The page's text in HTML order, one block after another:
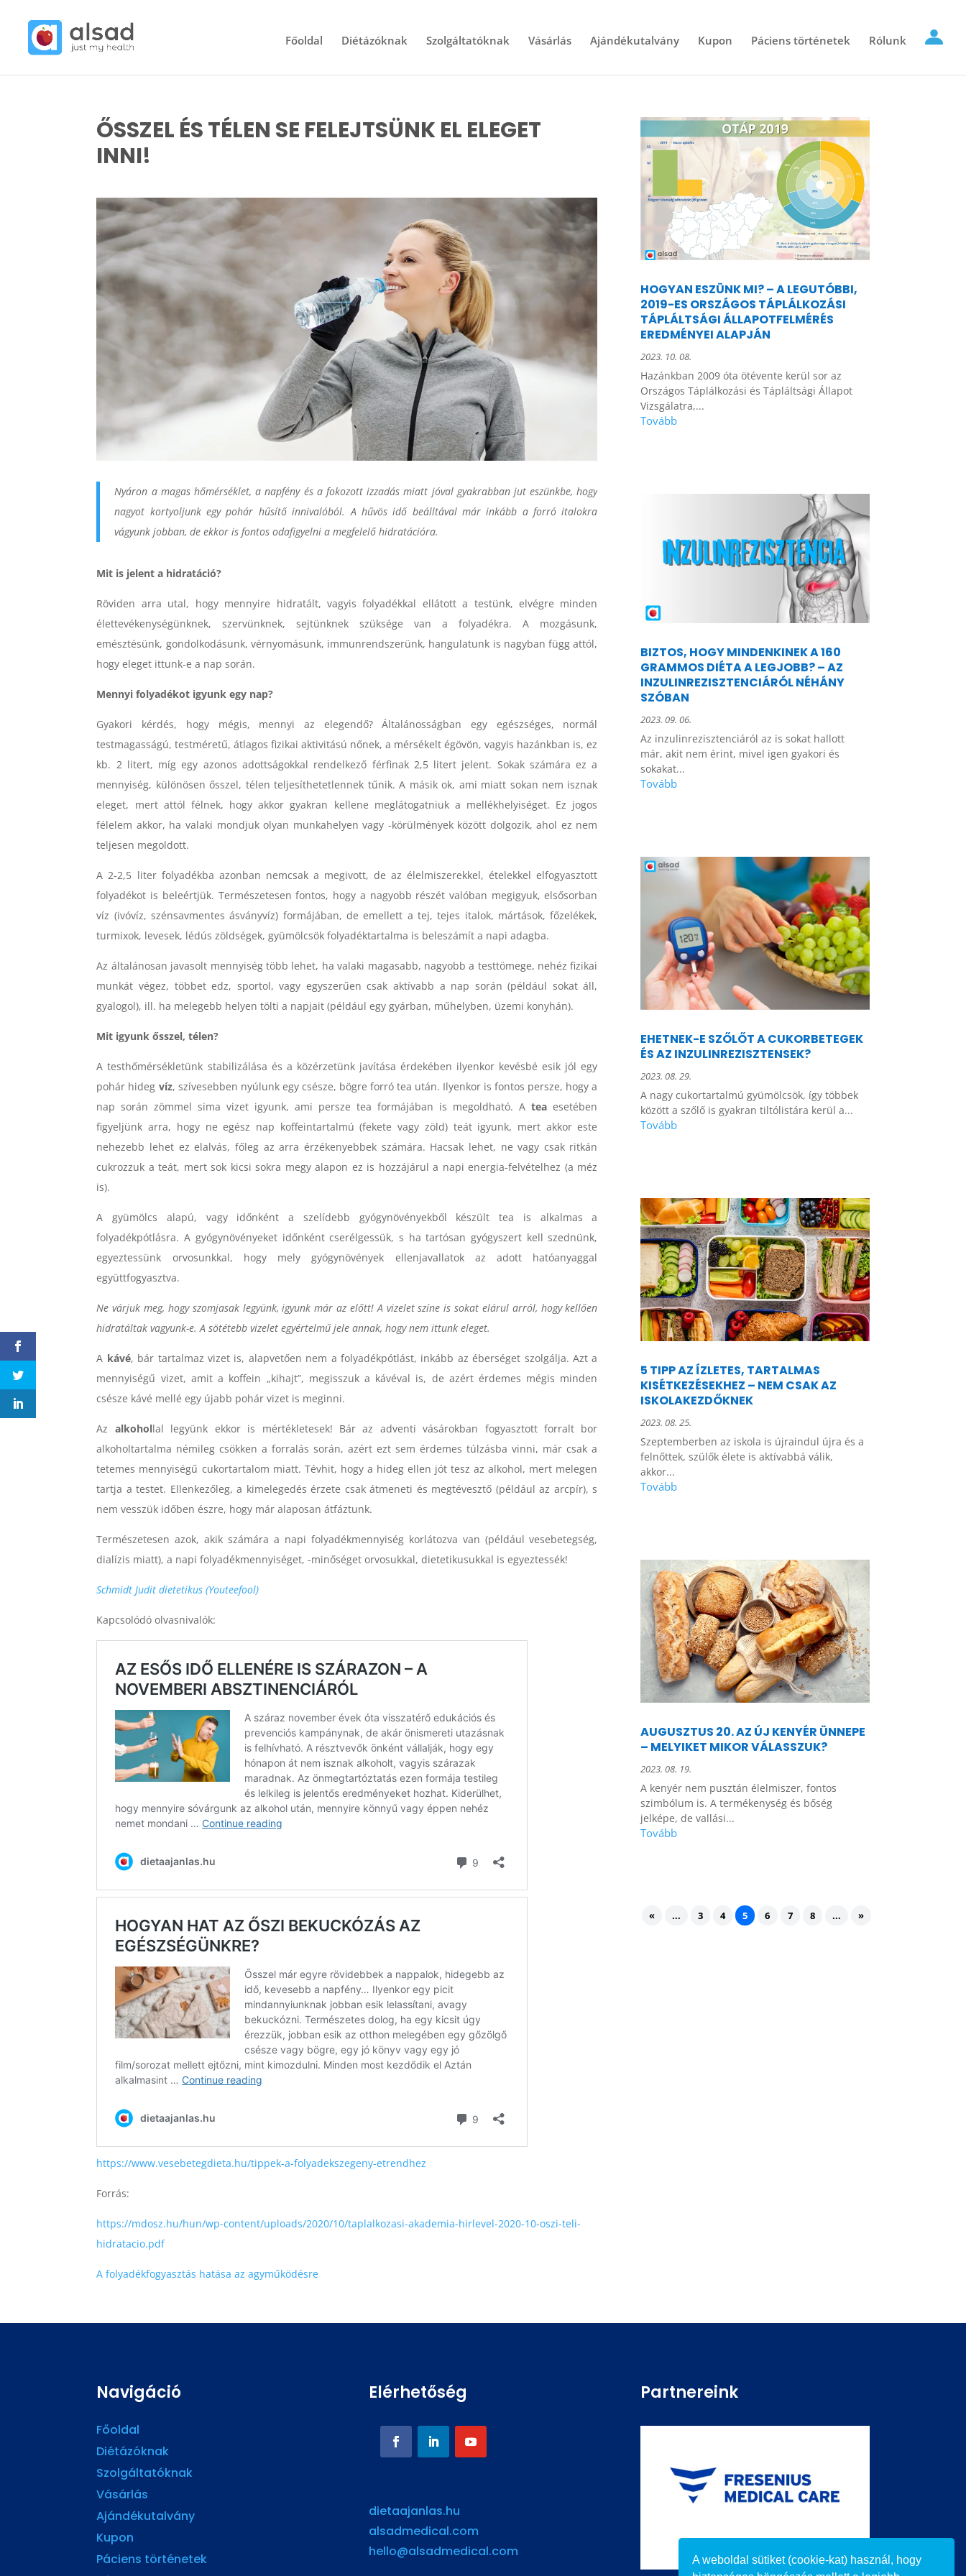
Főoldal Diétázóknak Szolgáltatóknak Vásárlás Ajándékutalvány Kupon Páciens történetek Rólunk
ŐSSZEL ÉS TÉLEN SE FELEJTSÜNK EL ELEGET
INNI!
Nyáron a magas hőmérséklet, a napfény és a fokozott izzadás miatt jóval gyakrabban jut eszünkbe, hogy
nagyot kortyoljunk egy pohár hűsítő innivalóból. A hűvös idő beálltával már inkább a forró italokra
vágyunk jobban, de ekkor is fontos odafigyelni a megfelelő hidratációra.
Mit is jelent a hidratáció?
Röviden arra utal, hogy mennyire hidratált, vagyis folyadékkal ellátott a testünk, elvégre minden
élettevékenységünknek, szervünknek, sejtünknek szüksége van a folyadékra. A mozgásunk,
emésztésünk, gondolkodásunk, vérnyomásunk, immunrendszerünk, hangulatunk is nagyban függ attól,
hogy eleget ittunk-e a nap során.
Mennyi folyadékot igyunk egy nap?
Gyakori kérdés, hogy mégis, mennyi az elegendő? Általánosságban egy egészséges, normál
testmagasságú, testméretű, átlagos fizikai aktivitású nőnek, a mérsékelt égövön, vagyis hazánkban is, ez
kb. 2 litert, míg egy azonos adottságokkal rendelkező férfinak 2,5 litert jelent. Sokak számára ez a
mennyiség, különösen ősszel, télen teljesíthetetlennek tűnik. A másik ok, ami miatt sokan nem isznak
eleget, mert attól félnek, hogy akkor gyakran kellene meglátogatniuk a mellékhelyiséget. Ez jogos
félelem akkor, ha valaki mondjuk olyan munkahelyen vagy -körülmények között dolgozik, ahol ez nem
teljesen megoldott.
A 2-2,5 liter folyadékba azonban nemcsak a megivott, de az élelmiszerekkel, ételekkel elfogyasztott
folyadékot is beleértjük. Természetesen fontos, hogy a nagyobb részét valóban megigyuk, elsősorban
víz (ivóvíz, szénsavmentes ásványvíz) formájában, de emellett a tej, tejes italok, mártások, főzelékek,
turmixok, levesek, lédús zöldségek, gyümölcsök folyadéktartalma is beleszámít a napi adagba.
Az általánosan javasolt mennyiség több lehet, ha valaki magasabb, nagyobb a testtömege, nehéz fizikai
munkát végez, többet edz, sportol, vagy egyszerűen csak aktívabb a nap során (például sokat áll,
gyalogol), ill. ha melegebb helyen tölti a napjait (például egy gyárban, műhelyben, üzemi konyhán).
Mit igyunk ősszel, télen?
A testhőmérsékletünk stabilizálása és a közérzetünk javítása érdekében ilyenkor kevésbé esik jól egy
pohár hideg víz, szívesebben nyúlunk egy csésze, bögre forró tea után. Ilyenkor is fontos persze, hogy a
nap során zömmel sima vizet igyunk, ami persze tea formájában is megoldható. Atea esetében
figyeljünk arra, hogy ne egész nap koffeintartalmú (fekete vagy zöld) teát igyunk, mert akkor este
nehezebb lehet ez elalvás, főleg az arra érzékenyebbek számára. Hacsak lehet, ne vagy csak ritkán
cukrozzuk a teát, mert sok kicsi sokra megy alapon ez is hozzájárul a napi energia-felvételhez (a méz
is).
A gyümölcs alapú, vagy időnként a szelídebb gyógynövényekből készült tea is alkalmas a
folyadékpótlásra. A gyógynövényeket időnként cserélgessük, s ha tartósan gyógyszert kell szednünk,
egyeztessünk orvosunkkal, hogy mely gyógynövények ellenjavallatok az adott hatóanyaggal
együttfogyasztva.
Ne várjuk meg, hogy szomjasak legyünk, igyunk már az előtt! A vizelet színe is sokat elárul arról, hogy kellően
hidratáltak vagyunk-e. A sötétebb vizelet egyértelmű jele annak, hogy nem ittunk eleget.
A kávé, bár tartalmaz vizet is, alapvetően nem a folyadékpótlást, inkább az éberséget szolgálja. Azt a
mennyiségű vizet, amit a koffein „kihajt”, megisszuk a kávéval is, de azért érdemes mégis minden
csésze kávé mellé egy újabb pohár vizet is meginni.
Az alkohollal legyünk ekkor is mértékletesek! Bár az adventi vásárokban fogyasztott forralt bor
alkoholtartalma némileg csökken a forralás során, azért ezt sem érdemes túlzásba vinni, már csak a
tetemes mennyiségű cukortartalom miatt. Tévhit, hogy a hideg ellen jót tesz az alkohol, mert melegen
tartja a testet. Ellenkezőleg, a kimelegedés érzete csak átmeneti és megtévesztő (például az arcpír), s
nem vesszük időben észre, hogy már alaposan átfáztunk.
Természetesen azok, akik számára a napi folyadékmennyiség korlátozva van (például vesebetegség,
dialízis miatt), a napi folyadékmennyiséget, -minőséget orvosukkal, dietetikusukkal is egyeztessék!
Schmidt Judit dietetikus (Youteefool)
Kapcsolódó olvasnivalók:
https://www.vesebetegdieta.hu/tippek-a-folyadekszegeny-etrendhez
Forrás:
https://mdosz.hu/hun/wp-content/uploads/2020/10/taplalkozasi-akademia-hirlevel-2020-10-oszi-teli-
hidratacio.pdf
A folyadékfogyasztás hatása az agyműködésre
HOGYAN ESZÜNK MI? – A LEGUTÓBBI,
2019-ES ORSZÁGOS TÁPLÁLKOZÁSI
TÁPLÁLTSÁGI ÁLLAPOTFELMÉRÉS
EREDMÉNYEI ALAPJÁN
2023. 10. 08.
Hazánkban 2009 óta ötévente kerül sor az
Országos Táplálkozási és Tápláltsági Állapot
Vizsgálatra,...
BIZTOS, HOGY MINDENKINEK A 160
GRAMMOS DIÉTA A LEGJOBB? – AZ
INZULINREZISZTENCIÁRÓL NÉHÁNY
SZÓBAN
2023. 09. 06.
Az inzulinrezisztenciáról az is sokat hallott
már, akit nem érint, mivel igen gyakori és
sokakat...
EHETNEK-E SZŐLŐT A CUKORBETEGEK
ÉS AZ INZULINREZISZTENSEK?
2023. 08. 29.
A nagy cukortartalmú gyümölcsök, így többek
között a szőlő is gyakran tiltólistára kerül a...
5 TIPP AZ ÍZLETES, TARTALMAS
KISÉTKEZÉSEKHEZ – NEM CSAK AZ
ISKOLAKEZDŐKNEK
2023. 08. 25.
Szeptemberben az iskola is újraindul újra és a
felnőttek, szülők élete is aktívabbá válik,
akkor...
AUGUSZTUS 20. AZ ÚJ KENYÉR ÜNNEPE
– MELYIKET MIKOR VÁLASSZUK?
2023. 08. 19.
A kenyér nem pusztán élelmiszer, fontos
szimbólum is. A termékenység és bőség
jelképe, de vallási...
« ... 3 4 5 6 7 8 ... »
Navigáció
Főoldal
Diétázóknak
Szolgáltatóknak
Vásárlás
Ajándékutalvány
Kupon
Páciens történetek
Elérhetőség
dietaajanlas.hu
alsadmedical.com
hello@alsadmedical.com
Partnereink
A weboldal sütiket (cookie-kat) használ, hogy